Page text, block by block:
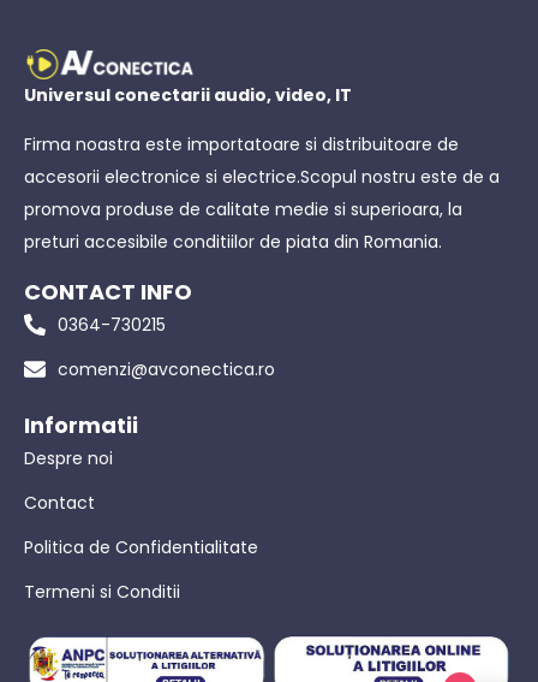
Universul conectarii audio, video, IT
Firma noastra este importatoare si distribuitoare de
accesorii electronice si electrice.Scopul nostru este de a
promova produse de calitate medie si superioara, la
preturi accesibile conditiilor de piata din Romania.
CONTACT INFO
0364-730215
comenzi@avconectica.ro
Informatii
Despre noi
Contact
Politica de Confidentialitate
Termeni si Conditii